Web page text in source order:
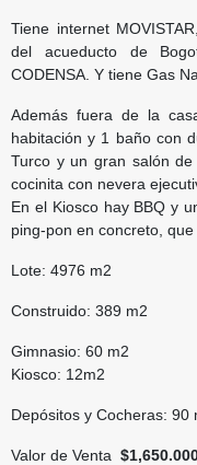
Tiene internet
del acueducto de
CODENSA. Y tiene Gas
Además fuera de la
habitación y 1 baño con
Turco y un gran salón
cocinita con nevera
En el Kiosco hay BBQ y
ping-pon en concreto,
Lote: 4976 m2
Construido: 389 m2
Gimnasio: 60 m2
Kiosco: 12m2
Depósitos y Cocheras: 90
Valor de Venta